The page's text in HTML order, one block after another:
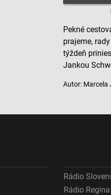
informácií
Pekné
prajeme,
týždeň
Jankou
Autor: Marcela
Rádio
Rádio Regina